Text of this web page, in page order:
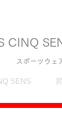
CINQ
スポーツウェ
SENS